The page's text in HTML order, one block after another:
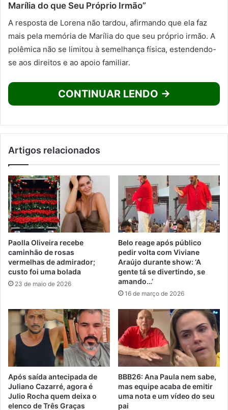
Marília do que Seu Próprio Irmão”
A resposta de Lorena não tardou, afirmando que ela faz
mais pela memória de Marília do que seu próprio irmão. A
polêmica não se limitou à semelhança física, estendendo-
se aos direitos e ao apoio familiar.
CONTINUAR LENDO →
Artigos relacionados
Paolla Oliveira recebe
caminhão de rosas
vermelhas de admirador;
custo foi uma bolada
23 de maio de 2026
Belo reage após público
pedir volta com Viviane
Araújo durante show: ‘A
gente tá se divertindo, se
amando…’
16 de março de 2026
Após saída antecipada de
Juliano Cazarré, agora é
Julio Rocha quem deixa o
elenco de Três Graças
BBB26: Ana Paula nem sabe,
mas equipe acaba de emitir
uma nota e um vídeo do seu
pai